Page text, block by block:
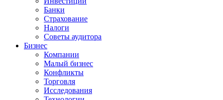
Банки
Страхование
Налоги
Советы аудитора
Бизнес
Компании
Малый бизнес
Конфликты
Торговля
Исследования